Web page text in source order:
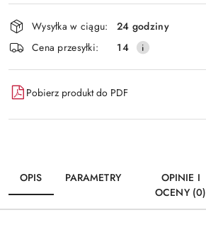
Wyślij
Dostępność
i
dostawa
Wysyłka w ciągu:
24 godziny
Cena przesyłki:
14
Pobierz produkt do PDF
OPIS PARAMETRY
OPINIE I
OCENY (0)